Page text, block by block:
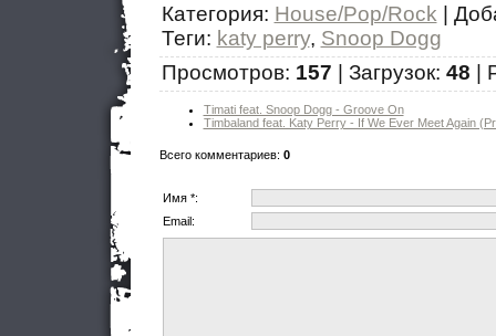
Категория: House/Pop/Rock |
Теги: katy perry, Snoop Dogg
Просмотров: 157 | Загрузок: 48 |
Timati feat. Snoop Dogg - Groove On
Timbaland feat. Katy Perry - If We Ever Meet Again
Всего комментариев: 0
Имя *:
Email: